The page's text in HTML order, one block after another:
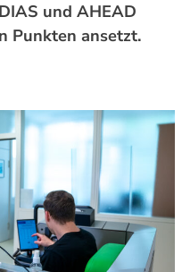
und AHEAD
Punkten ansetzt.